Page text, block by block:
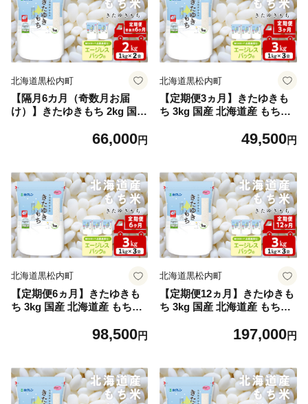
北海道黒松内町
【隔月6カ月（奇数月お届
け）】きたゆきもち 2kg 国産
66,000円
北海道黒松内町
【定期便3ヵ月】きたゆきも
ち 3kg 国産 北海道産 もち米
49,500円
北海道黒松内町
【定期便6ヵ月】きたゆきも
ち 3kg 国産 北海道産 もち米
98,500円
北海道黒松内町
【定期便12ヵ月】きたゆきも
ち 3kg 国産 北海道産 もち米
197,000円